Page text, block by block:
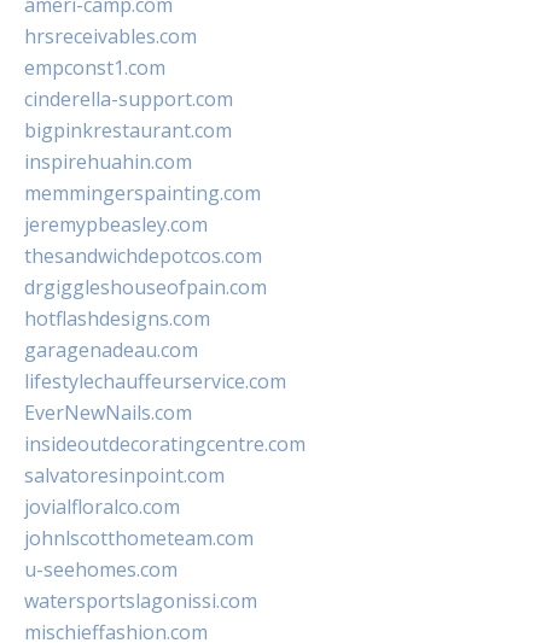
hrsreceivables.com
empconst1.com
cinderella-support.com
bigpinkrestaurant.com
inspirehuahin.com
memmingerspainting.com
jeremypbeasley.com
thesandwichdepotcos.com
drgiggleshouseofpain.com
hotflashdesigns.com
garagenadeau.com
lifestylechauffeurservice.com
EverNewNails.com
insideoutdecoratingcentre.com
salvatoresinpoint.com
jovialfloralco.com
johnlscotthometeam.com
u-seehomes.com
watersportslagonissi.com
mischieffashion.com